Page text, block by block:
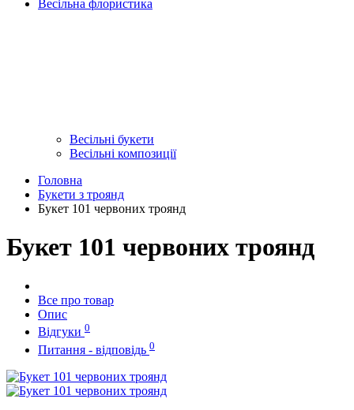
Весільна флористика
Весільні букети
Весільні композиції
Головна
Букети з троянд
Букет 101 червоних троянд
Букет 101 червоних троянд
Все про товар
Опис
Відгуки 0
Питання - відповідь 0